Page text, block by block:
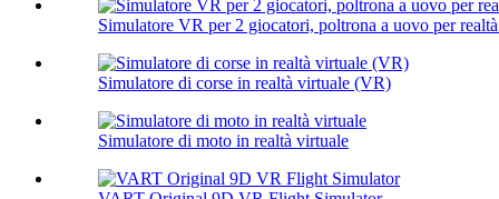
Simulatore VR per 2 giocatori, poltrona a uovo per
Simulatore di corse in realtà virtuale (VR)
Simulatore di moto in realtà virtuale